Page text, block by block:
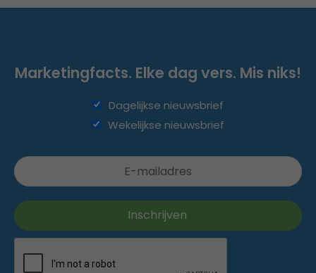
Marketingfacts. Elke dag vers. Mis niks!
Dagelijkse nieuwsbrief
Wekelijkse nieuwsbrief